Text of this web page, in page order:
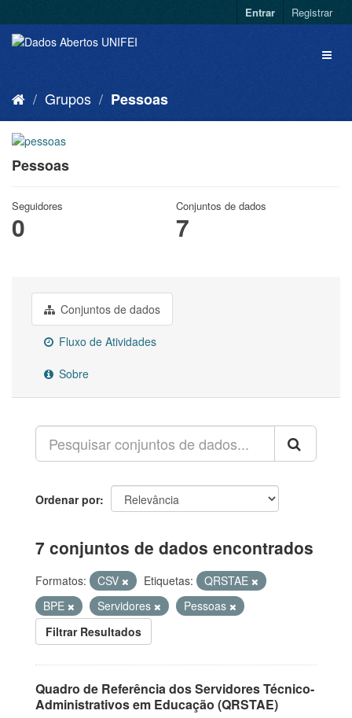
Entrar Registrar
Grupos Pessoas
Pessoas
Seguidores
0
Conjuntos de dados
7
Conjuntos de dados
Fluxo de Atividades
Sobre
Ordenar por
7 conjuntos de dados encontrados
Formatos: CSV Etiquetas:
QRSTAE
BPE
Servidores
Pessoas
Filtrar Resultados
Quadro de Referência dos Servidores Técnico-
Administrativos em Educação (QRSTAE)